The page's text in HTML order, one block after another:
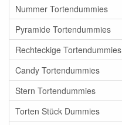
Nummer Tortendummies
Pyramide Tortendummies
Rechteckige Tortendummies
Candy Tortendummies
Stern Tortendummies
Torten Stück Dummies